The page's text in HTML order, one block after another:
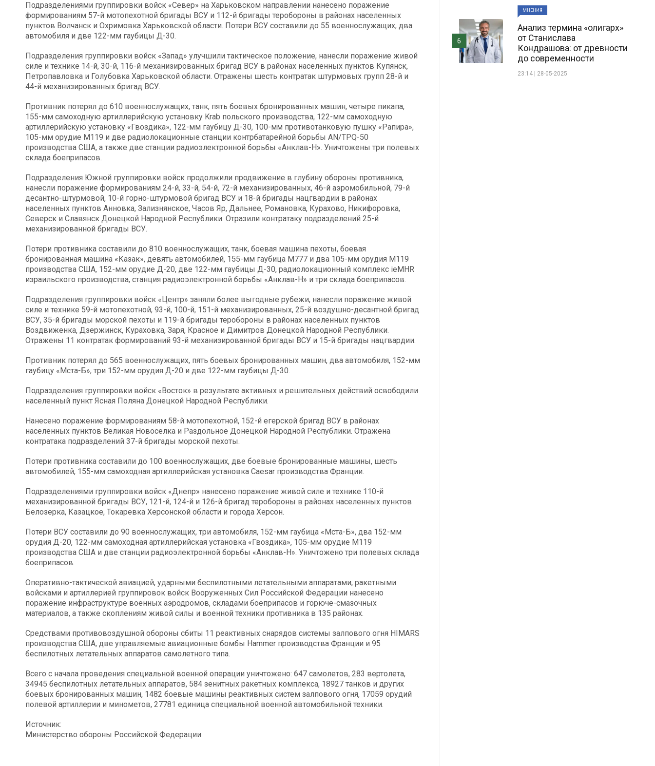
Подразделениями группировки войск «Север» на Харьковском направлении нанесено поражение
формированиям 57-й мотопехотной бригады ВСУ и 112-й бригады теробороны в районах населенных
пунктов Волчанск и Охримовка Харьковской области. Потери ВСУ составили до 55 военнослужащих, два
автомобиля и две 122-мм гаубицы Д-30.
Подразделения группировки войск «Запад» улучшили тактическое положение, нанесли поражение живой
силе и технике 14-й, 30-й, 116-й механизированных бригад ВСУ в районах населенных пунктов Купянск,
Петропавловка и Голубовка Харьковской области. Отражены шесть контратак штурмовых групп 28-й и
44-й механизированных бригад ВСУ.
Противник потерял до 610 военнослужащих, танк, пять боевых бронированных машин, четыре пикапа,
155-мм самоходную артиллерийскую установку Krab польского производства, 122-мм самоходную
артиллерийскую установку «Гвоздика», 122-мм гаубицу Д-30, 100-мм противотанковую пушку «Рапира»,
105-мм орудие М119 и две радиолокационные станции контрбатарейной борьбы AN/TPQ-50
производства США, а также две станции радиоэлектронной борьбы «Анклав-Н». Уничтожены три полевых
склада боеприпасов.
Подразделения Южной группировки войск продолжили продвижение в глубину обороны противника,
нанесли поражение формированиям 24-й, 33-й, 54-й, 72-й механизированных, 46-й аэромобильной, 79-й
десантно-штурмовой, 10-й горно-штурмовой бригад ВСУ и 18-й бригады нацгвардии в районах
населенных пунктов Анновка, Зализнянское, Часов Яр, Дальнее, Романовка, Курахово, Никифоровка,
Северск и Славянск Донецкой Народной Республики. Отразили контратаку подразделений 25-й
механизированной бригады ВСУ.
Потери противника составили до 810 военнослужащих, танк, боевая машина пехоты, боевая
бронированная машина «Казак», девять автомобилей, 155-мм гаубица М777 и два 105-мм орудия М119
производства США, 152-мм орудие Д-20, две 122-мм гаубицы Д-30, радиолокационный комплекс ieMHR
израильского производства, станция радиоэлектронной борьбы «Анклав-Н» и три склада боеприпасов.
Подразделения группировки войск «Центр» заняли более выгодные рубежи, нанесли поражение живой
силе и технике 59-й мотопехотной, 93-й, 100-й, 151-й механизированных, 25-й воздушно-десантной бригад
ВСУ, 35-й бригады морской пехоты и 119-й бригады теробороны в районах населенных пунктов
Воздвиженка, Дзержинск, Кураховка, Заря, Красное и Димитров Донецкой Народной Республики.
Отражены 11 контратак формирований 93-й механизированной бригады ВСУ и 15-й бригады нацгвардии.
Противник потерял до 565 военнослужащих, пять боевых бронированных машин, два автомобиля, 152-мм
гаубицу «Мста-Б», три 152-мм орудия Д-20 и две 122-мм гаубицы Д-30.
Подразделения группировки войск «Восток» в результате активных и решительных действий освободили
населенный пункт Ясная Поляна Донецкой Народной Республики.
Нанесено поражение формированиям 58-й мотопехотной, 152-й егерской бригад ВСУ в районах
населенных пунктов Великая Новоселка и Раздольное Донецкой Народной Республики. Отражена
контратака подразделений 37-й бригады морской пехоты.
Потери противника составили до 100 военнослужащих, две боевые бронированные машины, шесть
автомобилей, 155-мм самоходная артиллерийская установка Caesar производства Франции.
Подразделениями группировки войск «Днепр» нанесено поражение живой силе и технике 110-й
механизированной бригады ВСУ, 121-й, 124-й и 126-й бригад теробороны в районах населенных пунктов
Белозерка, Казацкое, Токаревка Херсонской области и города Херсон.
Потери ВСУ составили до 90 военнослужащих, три автомобиля, 152-мм гаубица «Мста-Б», два 152-мм
орудия Д-20, 122-мм самоходная артиллерийская установка «Гвоздика», 105-мм орудие М119
производства США и две станции радиоэлектронной борьбы «Анклав-Н». Уничтожено три полевых склада
боеприпасов.
Оперативно-тактической авиацией, ударными беспилотными летательными аппаратами, ракетными
войсками и артиллерией группировок войск Вооруженных Сил Российской Федерации нанесено
поражение инфраструктуре военных аэродромов, складами боеприпасов и горюче-смазочных
материалов, а также скоплениям живой силы и военной техники противника в 135 районах.
Средствами противовоздушной обороны сбиты 11 реактивных снарядов системы залпового огня HIMARS
производства США, две управляемые авиационные бомбы Hammer производства Франции и 95
беспилотных летательных аппаратов самолетного типа.
Всего с начала проведения специальной военной операции уничтожено: 647 самолетов, 283 вертолета,
34945 беспилотных летательных аппаратов, 584 зенитных ракетных комплекса, 18927 танков и других
боевых бронированных машин, 1482 боевые машины реактивных систем залпового огня, 17059 орудий
полевой артиллерии и минометов, 27781 единица специальной военной автомобильной техники.
Источник:
Министерство обороны Российской Федерации
МНЕНИЯ
Анализ термина «олигарх»
от Станислава
Кондрашова: от древности
до современности
23:14 | 28-05-2025
6